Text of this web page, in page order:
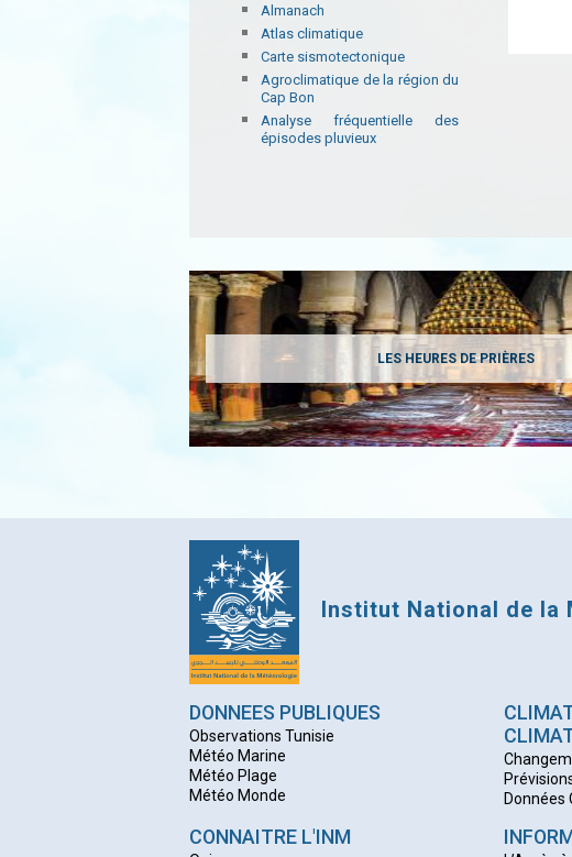
Almanach
Atlas climatique
Carte sismotectonique
Agroclimatique de la région du
Cap Bon
Analyse fréquentielle des
épisodes pluvieux
LES HEURES DE PRIÈRES
Institut National de la
DONNEES PUBLIQUES
Observations Tunisie
Météo Marine
Météo Plage
Météo Monde
Données
CONNAITRE L'INM